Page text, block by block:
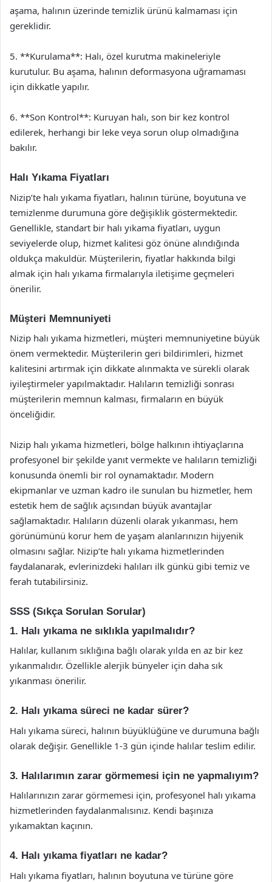
aşama, halının üzerinde temizlik ürünü kalmaması için
gereklidir.
5. **Kurulama**: Halı, özel kurutma makineleriyle
kurutulur. Bu aşama, halının deformasyona uğramaması
için dikkatle yapılır.
6. **Son Kontrol**: Kuruyan halı, son bir kez kontrol
edilerek, herhangi bir leke veya sorun olup olmadığına
bakılır.
Halı Yıkama Fiyatları
Nizip’te halı yıkama fiyatları, halının türüne, boyutuna ve
temizlenme durumuna göre değişiklik göstermektedir.
Genellikle, standart bir halı yıkama fiyatları, uygun
seviyelerde olup, hizmet kalitesi göz önüne alındığında
oldukça makuldür. Müşterilerin, fiyatlar hakkında bilgi
almak için halı yıkama firmalarıyla iletişime geçmeleri
önerilir.
Müşteri Memnuniyeti
Nizip halı yıkama hizmetleri, müşteri memnuniyetine büyük
önem vermektedir. Müşterilerin geri bildirimleri, hizmet
kalitesini artırmak için dikkate alınmakta ve sürekli olarak
iyileştirmeler yapılmaktadır. Halıların temizliği sonrası
müşterilerin memnun kalması, firmaların en büyük
önceliğidir.
Nizip halı yıkama hizmetleri, bölge halkının ihtiyaçlarına
profesyonel bir şekilde yanıt vermekte ve halıların temizliği
konusunda önemli bir rol oynamaktadır. Modern
ekipmanlar ve uzman kadro ile sunulan bu hizmetler, hem
estetik hem de sağlık açısından büyük avantajlar
sağlamaktadır. Halıların düzenli olarak yıkanması, hem
görünümünü korur hem de yaşam alanlarınızın hijyenik
olmasını sağlar. Nizip’te halı yıkama hizmetlerinden
faydalanarak, evlerinizdeki halıları ilk günkü gibi temiz ve
ferah tutabilirsiniz.
SSS (Sıkça Sorulan Sorular)
1. Halı yıkama ne sıklıkla yapılmalıdır?
Halılar, kullanım sıklığına bağlı olarak yılda en az bir kez
yıkanmalıdır. Özellikle alerjik bünyeler için daha sık
yıkanması önerilir.
2. Halı yıkama süreci ne kadar sürer?
Halı yıkama süreci, halının büyüklüğüne ve durumuna bağlı
olarak değişir. Genellikle 1-3 gün içinde halılar teslim edilir.
3. Halılarımın zarar görmemesi için ne yapmalıyım?
Halılarınızın zarar görmemesi için, profesyonel halı yıkama
hizmetlerinden faydalanmalısınız. Kendi başınıza
yıkamaktan kaçının.
4. Halı yıkama fiyatları ne kadar?
Halı yıkama fiyatları, halının boyutuna ve türüne göre